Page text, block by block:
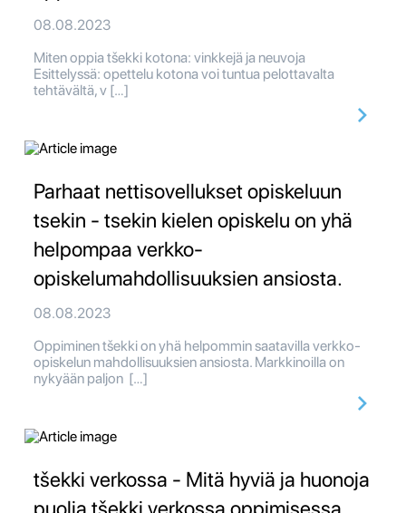
08.08.2023
Miten oppia tšekki kotona: vinkkejä ja neuvoja
Esittelyssä: opettelu kotona voi tuntua pelottavalta
tehtävältä, v […]
Parhaat nettisovellukset opiskeluun
tsekin - tsekin kielen opiskelu on yhä
helpompaa verkko-
opiskelumahdollisuuksien ansiosta.
08.08.2023
Oppiminen tšekki on yhä helpommin saatavilla verkko-
opiskelun mahdollisuuksien ansiosta. Markkinoilla on
nykyään paljon […]
tšekki verkossa - Mitä hyviä ja huonoja